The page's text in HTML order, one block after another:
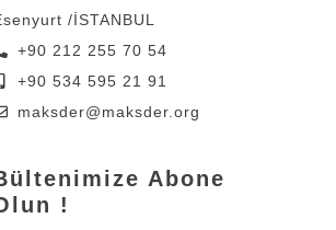
/İSTANBUL
+90 212 255 70 54
+90 534 595 21 91
maksder@maksder.org
Abone
!